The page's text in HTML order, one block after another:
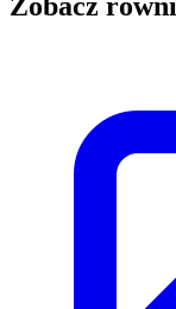
Zobacz